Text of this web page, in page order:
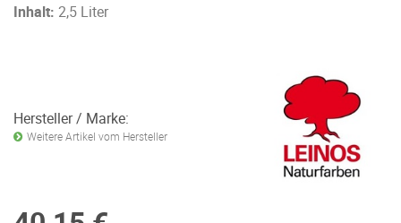
Inhalt: 2,5 Liter
Hersteller / Marke:
Weitere Artikel vom Hersteller